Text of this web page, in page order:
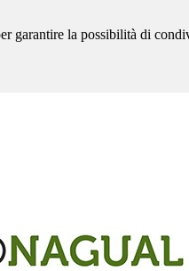
garantire la possibilità di